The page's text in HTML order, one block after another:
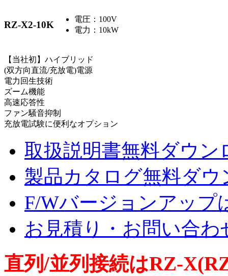
RZ-X2-10K
電圧：100V
電力：10kW
【当社初】ハイブリッド
(双方向直流/充放電)電源
電力回生技術
ズーム機能
高速応答性
ファン騒音抑制
充放電試験に便利なオプション
取扱説明書無料ダウン
製品カタログ無料ダウ
F/Wバージョンアップ
お見積り・お問い合わ
直列/並列接続はRZ-